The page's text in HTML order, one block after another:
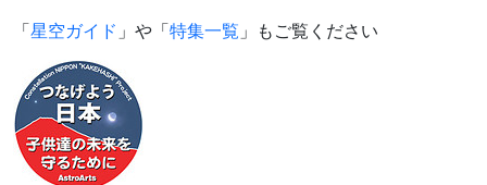
「星空ガイド 」や「特集一覧 」もご覧ください